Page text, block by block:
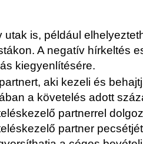
utak is, például
A negatív hírkeltés
kiegyenlítésére.
aki kezeli és
a követelés adott
partnerrel
partner